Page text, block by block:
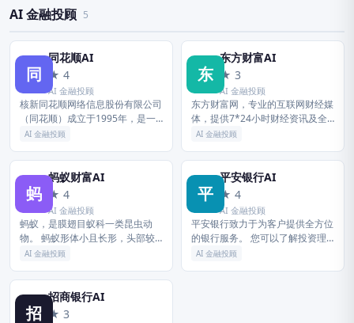
AI 金融投顾 5
同
同花顺AI
★ 4
AI 金融投顾
核新同花顺网络信息股份有限公司
（同花顺）成立于1995年，是一
家专业的互联网金融数据服务商，
融市场行情，覆盖股票、基金、期
货...
AI 金融投顾
东
东方财富AI
★ 3
AI 金融投顾
东方财富网，专业的互联网财经媒
体，提供7*24小时财经资讯及全
球金融市场报价，汇聚全方位的综
股票、财经、证券、金融、美股、
港...
AI 金融投顾
蚂
蚂蚁财富AI
★ 4
AI 金融投顾
蚂蚁，是膜翅目蚁科一类昆虫动
物。 蚂蚁形体小且长形，头部较
大，具有一对复眼和长触角。 蚂
黑、白、黄、赤和褐色等多种颜
色。 其...
AI 金融投顾
平
平安银行AI
★ 4
AI 金融投顾
平安银行致力于为客户提供全方位
的银行服务。 您可以了解投资理
财、贷款、个人通知存款、银行缴
AI 金融投顾
招
招商银行AI
★ 3